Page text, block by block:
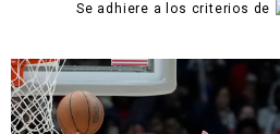
Se adhiere a los criterios de